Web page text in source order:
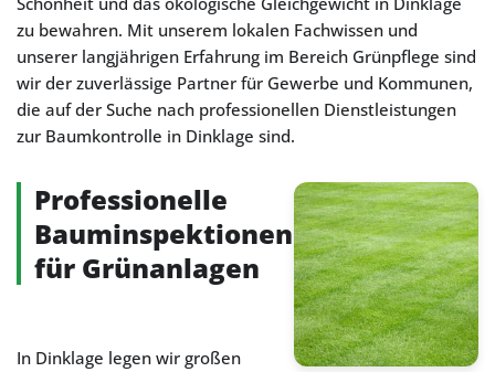
zu bewahren. Mit unserem lokalen Fachwissen und
unserer langjährigen Erfahrung im Bereich Grünpflege sind
wir der zuverlässige Partner für Gewerbe und Kommunen,
die auf der Suche nach professionellen Dienstleistungen
zur Baumkontrolle in Dinklage sind.
Professionelle
Bauminspektionen
für Grünanlagen
In Dinklage legen wir großen